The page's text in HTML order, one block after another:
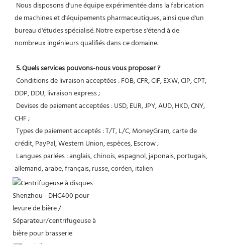
de machines et d'équipements pharmaceutiques, ainsi que d'un
bureau d'études spécialisé. Notre expertise s'étend à de
nombreux ingénieurs qualifiés dans ce domaine.
5. Quels services pouvons-nous vous proposer ?
DDP, DDU, livraison express ;
CHF ;
crédit, PayPal, Western Union, espèces, Escrow ;
allemand, arabe, français, russe, coréen, italien